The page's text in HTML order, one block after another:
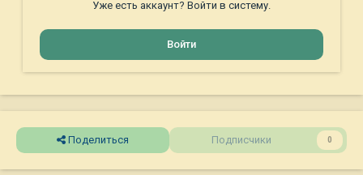
Уже есть аккаунт? Войти в систему.
Войти
Поделиться Подписчики 0